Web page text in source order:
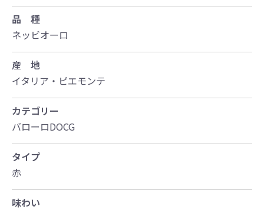
品 種
ネッビオーロ
産 地
イタリア・ピエモンテ
カテゴリー
バローロDOCG
タイプ
赤
味わい